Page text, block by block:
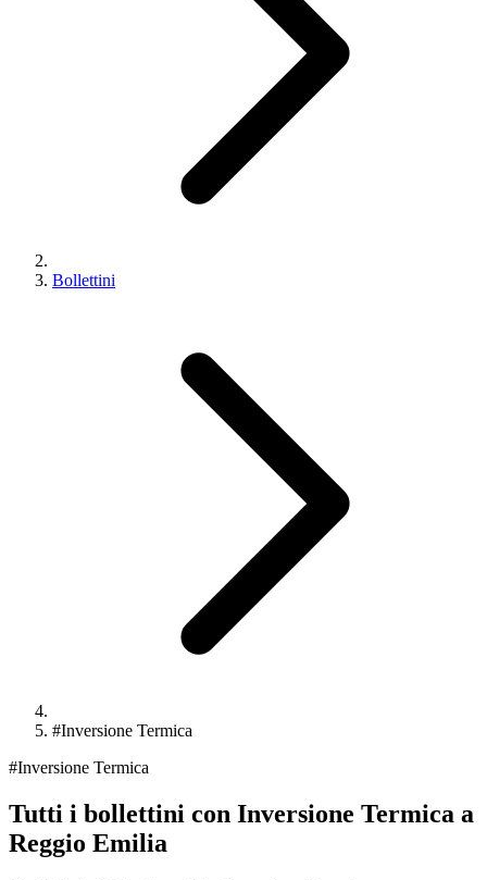
Bollettini
#Inversione Termica
#Inversione Termica
Tutti i bollettini con Inversione Termica a
Reggio Emilia